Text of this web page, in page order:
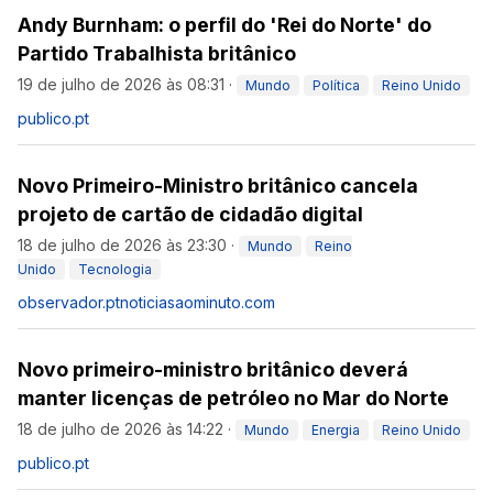
Andy Burnham: o perfil do 'Rei do Norte' do
Partido Trabalhista britânico
19 de julho de 2026 às 08:31 · Mundo Política Reino Unido
publico.pt
Novo Primeiro-Ministro britânico cancela
projeto de cartão de cidadão digital
18 de julho de 2026 às 23:30 · Mundo
Reino
Unido
Tecnologia
observador.ptnoticiasaominuto.com
Novo primeiro-ministro britânico deverá
manter licenças de petróleo no Mar do Norte
18 de julho de 2026 às 14:22 · Mundo Energia Reino Unido
publico.pt